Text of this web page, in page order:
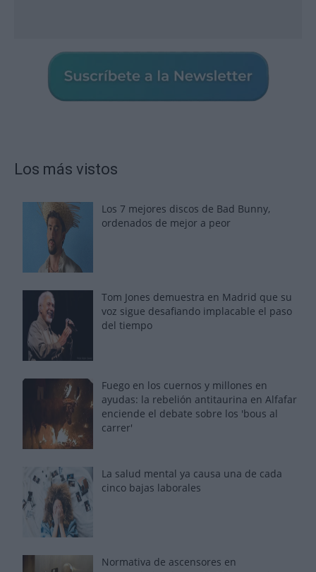
Los más vistos
Los 7 mejores discos de Bad Bunny,
ordenados de mejor a peor
Tom Jones demuestra en Madrid que su
voz sigue desafiando implacable el paso
del tiempo
Fuego en los cuernos y millones en
ayudas: la rebelión antitaurina en Alfafar
enciende el debate sobre los 'bous al
carrer'
La salud mental ya causa una de cada
cinco bajas laborales
Normativa de ascensores en